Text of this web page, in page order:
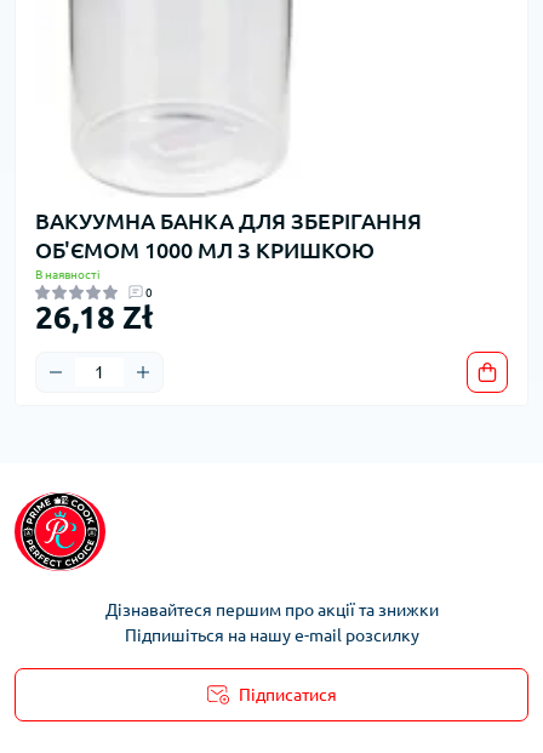
ВАКУУМНА БАНКА ДЛЯ ЗБЕРІГАННЯ
ОБ'ЄМОМ 1000 МЛ З КРИШКОЮ
В наявності
0
26,18 Zł
Дізнавайтеся першим про акції та знижки
Підпишіться на нашу e-mail розсилку
Підписатися